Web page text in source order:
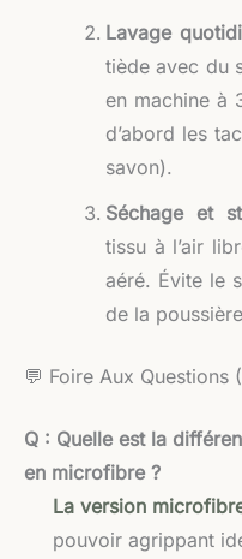
Lavage
tiède avec du
en machine à
d’abord les
savon).
Séchage et
tissu à l’air
aéré. Évite le
de la
💬 Foire Aux Questions
Q : Quelle est la
en microfibre ?
La version
pouvoir agrippant